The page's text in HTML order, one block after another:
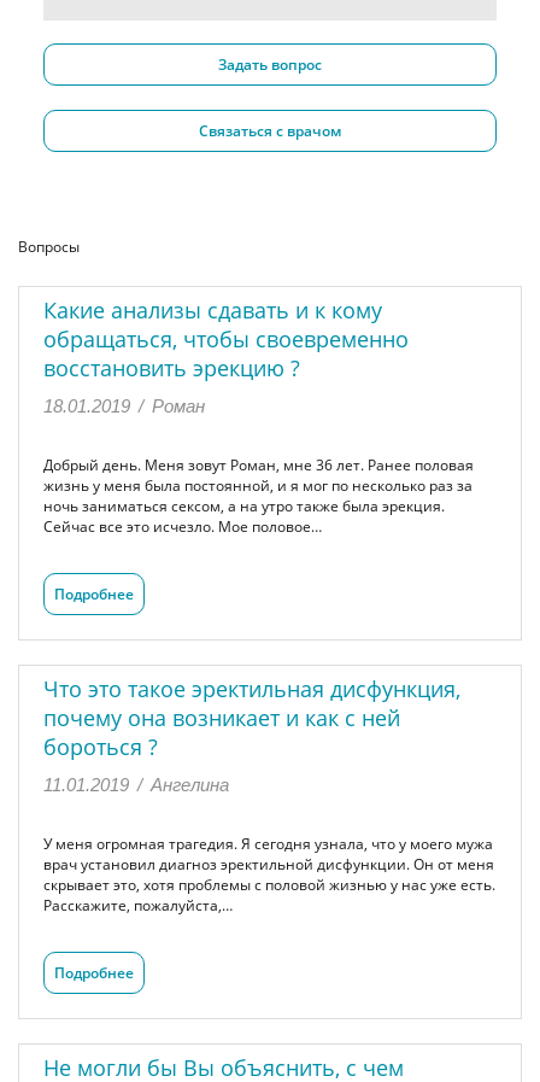
Задать вопрос
Связаться с врачом
Вопросы
Какие анализы сдавать и к кому
обращаться, чтобы своевременно
восстановить эрекцию ?
18.01.2019 / Роман
Добрый день. Меня зовут Роман, мне 36 лет. Ранее половая
жизнь у меня была постоянной, и я мог по несколько раз за
ночь заниматься сексом, а на утро также была эрекция.
Сейчас все это исчезло. Мое половое…
Подробнее
Что это такое эректильная дисфункция,
почему она возникает и как с ней
бороться ?
11.01.2019 / Ангелина
У меня огромная трагедия. Я сегодня узнала, что у моего мужа
врач установил диагноз эректильной дисфункции. Он от меня
скрывает это, хотя проблемы с половой жизнью у нас уже есть.
Расскажите, пожалуйста,…
Подробнее
Не могли бы Вы объяснить, с чем